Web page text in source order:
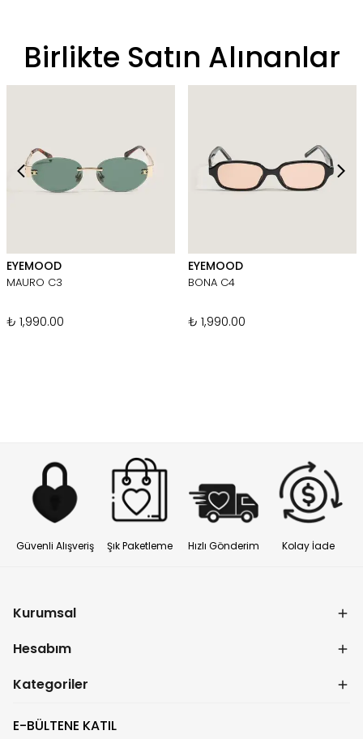
Birlikte Satın Alınanlar
EYEMOOD
MAURO C3
₺ 1,990.00
EYEMOOD
BONA C4
₺ 1,990.00
Güvenli Alışveriş Şık Paketleme Hızlı Gönderim Kolay İade
Kurumsal
Hesabım
Kategoriler
E-BÜLTENE KATIL